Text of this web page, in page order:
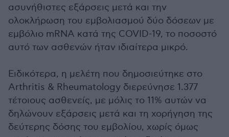
ασυνήθιστες εξάρσεις μετά και την
ολοκλήρωση του εμβολιασμού δύο δόσεων με
εμβόλιο mRNA κατά της COVID-19, το ποσοστό
αυτό των ασθενών ήταν ιδιαίτερα μικρό.
Ειδικότερα, η μελέτη που δημοσιεύτηκε στο
Arthritis & Rheumatology διερεύνησε 1.377
τέτοιους ασθενείς, με μόλις το 11% αυτών να
δηλώνουν εξάρσεις μετά και τη χορήγηση της
δεύτερης δόσης του εμβολίου, χωρίς όμως